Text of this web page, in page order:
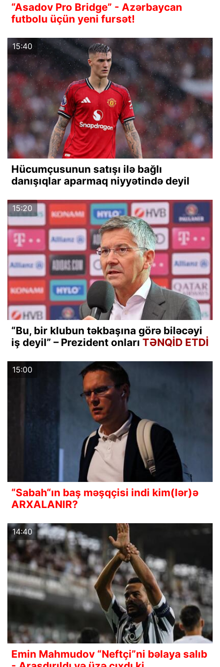
“Asadov Pro Bridge” - Azərbaycan
futbolu üçün yeni fursət!
15:40
Hücumçusunun satışı ilə bağlı
danışıqlar aparmaq niyyətində deyil
15:20
“Bu, bir klubun təkbaşına görə biləcəyi
iş deyil” – Prezident onları TƏNQİD ETDİ
15:00
“Sabah“ın baş məşqçisi indi kim(lər)ə
ARXALANIR?
14:40
Emin Mahmudov “Neftçi”ni bəlaya salıb